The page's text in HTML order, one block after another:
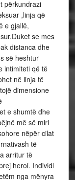
përkundrazi
,linja që
e gjallë,
se mes
distanca dhe
së heshtur
intimiteti që të
në linja të
dimensione
e shumtë dhe
më së miri
nëpër cilat
të
arritur të
heroi. Individi
nga mënyra